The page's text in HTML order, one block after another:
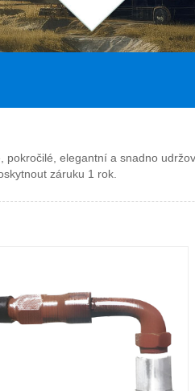
elegantní a snadno
záruku 1 rok.